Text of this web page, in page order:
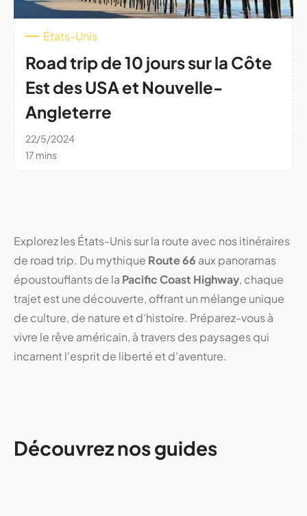
États-Unis
Road trip de 10 jours sur la Côte
Est des USA et Nouvelle-
Angleterre
22/5/2024
17 mins
Explorez les États-Unis sur la route avec nos itinéraires
de road trip. Du mythique Route 66 aux panoramas
époustouflants de la Pacific Coast Highway, chaque
trajet est une découverte, offrant un mélange unique
de culture, de nature et d'histoire. Préparez-vous à
vivre le rêve américain, à travers des paysages qui
incarnent l'esprit de liberté et d'aventure.
Découvrez nos guides